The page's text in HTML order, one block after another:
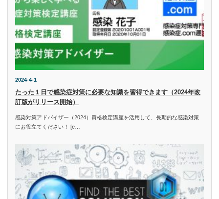
2024-4-1
たった１日で感染症対策に必要な知識を習得できます（2024年改
訂版がリリース開始）
感染対策アドバイザー（2024）資格検定講座を活用して、長期的な感染対策
にお役立てください！ [e…